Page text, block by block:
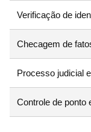
Verificação de
Checagem de
Processo judicial
Controle de ponto